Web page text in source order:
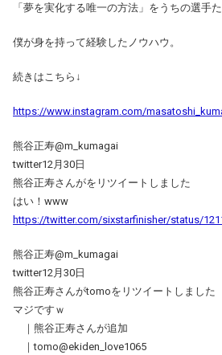
「夢を実化する唯一の方法」をうちの選手
僕が身を持って経験したノウハウ。
続きはこちら↓
https://www.instagram.com/
熊谷正寿@m_kumagai
twitter12月30日
熊谷正寿さんがをリツイートしました
はい！www
https://twitter.com/sixstarfinisher/status/
熊谷正寿@m_kumagai
twitter12月30日
熊谷正寿さんがtomoをリツイートしました
マジですｗ
｜熊谷正寿さんが追加
｜tomo@ekiden_love1065